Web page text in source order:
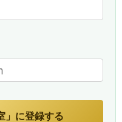
」に登録する